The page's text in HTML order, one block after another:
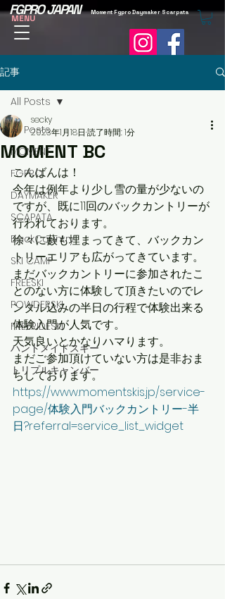
MENU
FGPRO JAPAN Moment Fgpro Daymaker Scarpata
記事
All Posts
MOMENT
FGPRO
DAYMAKER
SCAPATA
BackCountry
SKI CAMP
FREESKI
POWDERSKI
FREERIDESKI
ハンドメイドスキー
トリプルキャンバー
All Posts
MOMENT BC
secky
2023年1月18日 読了時間: 1分
こんばんは！
今年は例年より少し雪の量が少ないの
ですが、既に11回のバックカントリーが
行われております。
徐々に藪も埋まってきて、バックカン
トリーエリアも広がってきています。
まだバックカントリーに参加されたこ
とのない方に体験して頂きたいのでレ
ンタル込みの半日の行程で体験出来る
体験入門が人気です。
天気良いとかなりハマります。
まだご参加頂けていない方は是非おま
ちしております。
https://www.momentskis.jp/service-
page/体験入門バックカントリー-半
日?referral=service_list_widget